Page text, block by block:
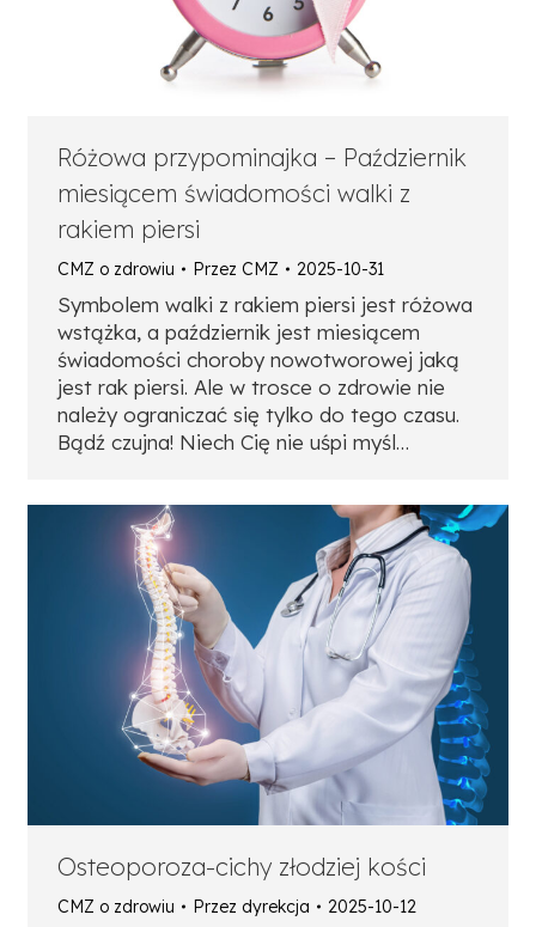
Różowa przypominajka – Październik
miesiącem świadomości walki z
rakiem piersi
CMZ o zdrowiu Przez CMZ 2025-10-31
Symbolem walki z rakiem piersi jest różowa
wstążka, a październik jest miesiącem
świadomości choroby nowotworowej jaką
jest rak piersi. Ale w trosce o zdrowie nie
należy ograniczać się tylko do tego czasu.
Bądź czujna! Niech Cię nie uśpi myśl…
Osteoporoza-cichy złodziej kości
CMZ o zdrowiu Przez dyrekcja 2025-10-12